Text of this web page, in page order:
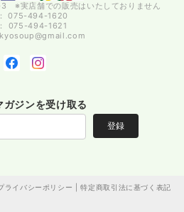
※実店舗での販売はいたしておりません
075-494-1620
075-494-1621
kyosoup@gmail.com
ガジンを受け取る
登録
ライバシーポリシー |特定商取引法に基づく表記